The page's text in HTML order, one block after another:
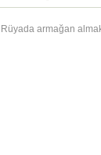
Rüyada armağan